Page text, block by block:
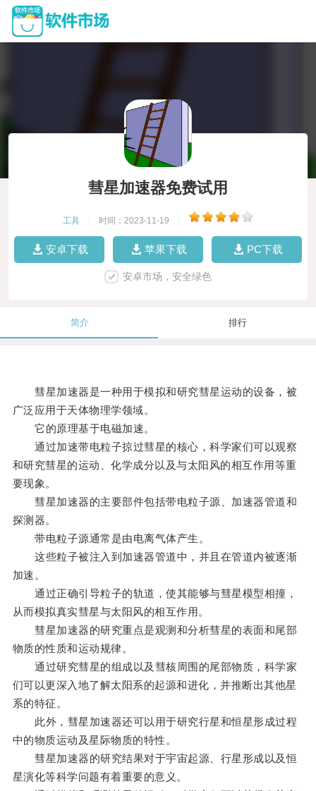
彗星加速器免费试用
工具 时间：2023-11-19
安卓下载 苹果下载 PC下载
安卓市场，安全绿色
简介 排行
彗星加速器是一种用于模拟和研究彗星运动的设备，被
广泛应用于天体物理学领域。
它的原理基于电磁加速。
通过加速带电粒子掠过彗星的核心，科学家们可以观察
和研究彗星的运动、化学成分以及与太阳风的相互作用等重
要现象。
彗星加速器的主要部件包括带电粒子源、加速器管道和
探测器。
带电粒子源通常是由电离气体产生。
这些粒子被注入到加速器管道中，并且在管道内被逐渐
加速。
通过正确引导粒子的轨道，使其能够与彗星模型相撞，
从而模拟真实彗星与太阳风的相互作用。
彗星加速器的研究重点是观测和分析彗星的表面和尾部
物质的性质和运动规律。
通过研究彗星的组成以及彗核周围的尾部物质，科学家
们可以更深入地了解太阳系的起源和进化，并推断出其他星
系的特征。
此外，彗星加速器还可以用于研究行星和恒星形成过程
中的物质运动及星际物质的特性。
彗星加速器的研究结果对于宇宙起源、行星形成以及恒
星演化等科学问题有着重要的意义。